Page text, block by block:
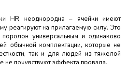
HR неоднородна – ячейки имеют
реагируют на прилагаемую силу. Это
поролон универсальным и одинаково
обычной комплектации, которые не
так и для людей из тяжелой